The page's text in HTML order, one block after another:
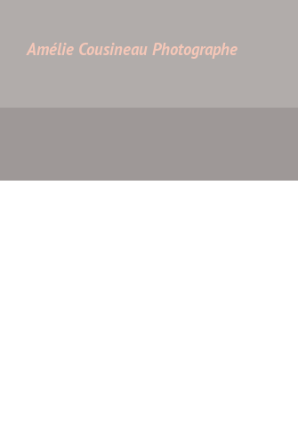
Amélie Cousineau Photographe